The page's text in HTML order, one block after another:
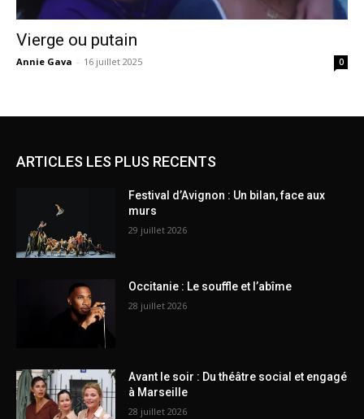
Vierge ou putain
Annie Gava - 16 juillet 2025 0
ARTICLES LES PLUS RECENTS
Festival d’Avignon : Un bilan, face aux
murs
29 juillet 2026
Occitanie : Le souffle et l’abîme
28 juillet 2026
Avant le soir : Du théâtre social et engagé
à Marseille
28 juillet 2026